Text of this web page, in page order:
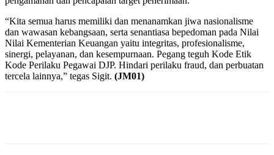
“Kita semua harus memiliki dan menanamkan jiwa nasionalisme
dan wawasan kebangsaan, serta senantiasa bepedoman pada Nilai
Nilai Kementerian Keuangan yaitu integritas, profesionalisme,
sinergi, pelayanan, dan kesempurnaan. Pegang teguh Kode Etik
Kode Perilaku Pegawai DJP. Hindari perilaku fraud, dan perbuatan
tercela lainnya,” tegas Sigit. (JM01)